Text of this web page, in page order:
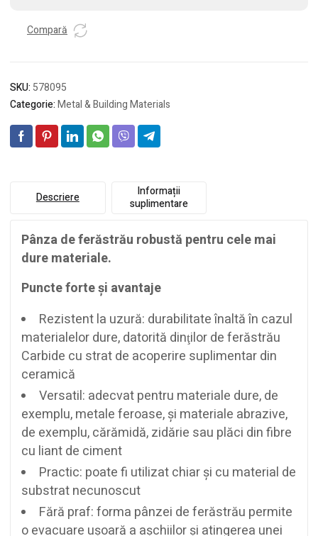
40/32/HM/OSC
Compară
SKU: 578095
Categorie:Metal & Building Materials
Descriere
Informații
suplimentare
Pânza de ferăstrău robustă pentru cele mai
dure materiale.
Puncte forte şi avantaje
Rezistent la uzură: durabilitate înaltă în cazul
materialelor dure, datorită dinţilor de ferăstrău
Carbide cu strat de acoperire suplimentar din
ceramică
Versatil: adecvat pentru materiale dure, de
exemplu, metale feroase, şi materiale abrazive,
de exemplu, cărămidă, zidărie sau plăci din fibre
cu liant de ciment
Practic: poate fi utilizat chiar şi cu material de
substrat necunoscut
Fără praf: forma pânzei de ferăstrău permite
o evacuare uşoară a aşchiilor şi atingerea unei